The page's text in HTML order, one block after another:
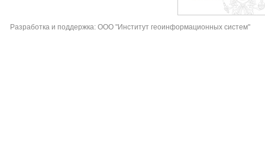
Разработка и поддержка: ООО "Институт геоинформационных систем"